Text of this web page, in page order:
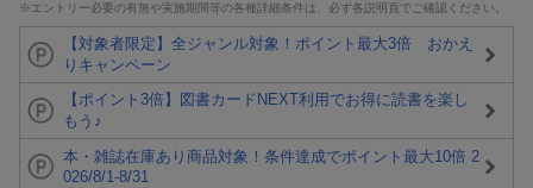
※エントリー必要の有無や実施期間等の各種詳細条件は、必ず各説明頁でご確認ください。
【対象者限定】全ジャンル対象！ポイント最大3倍 おかえ
りキャンペーン
【ポイント3倍】図書カードNEXT利用でお得に読書を楽し
もう♪
本・雑誌在庫あり商品対象！条件達成でポイント最大10倍 2
026/8/1-8/31